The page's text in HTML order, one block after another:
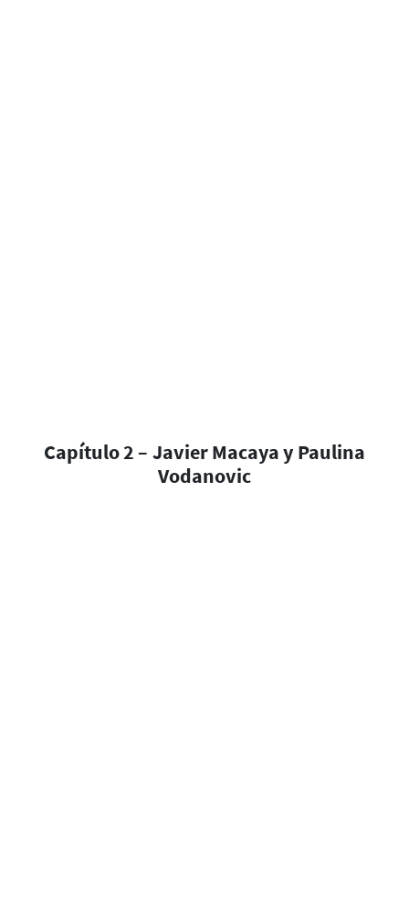
Capítulo 2 – Javier Macaya y Paulina
Vodanovic